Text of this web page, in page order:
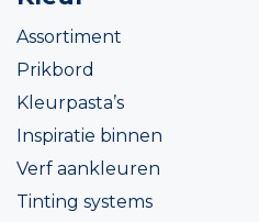
Assortiment
Prikbord
Kleurpasta’s
Inspiratie binnen
Verf aankleuren
Tinting systems